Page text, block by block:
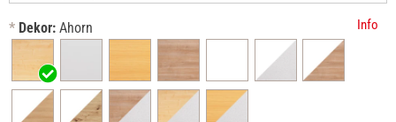
* Dekor: Ahorn Info